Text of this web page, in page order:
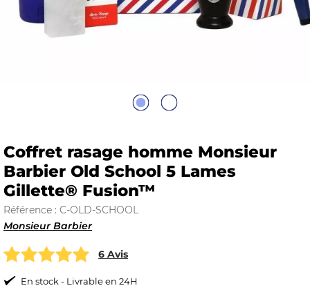
FRAICHE
Coffret rasage homme Monsieur
Barbier Old School 5 Lames
Gillette® Fusion™
Référence : C-OLD-SCHOOL
Monsieur Barbier
6 Avis
En stock - Livrable en 24H